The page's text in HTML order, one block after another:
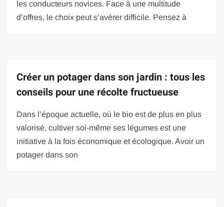
les conducteurs novices. Face à une multitude
d’offres, le choix peut s’avérer difficile. Pensez à
Créer un potager dans son jardin : tous les
conseils pour une récolte fructueuse
Dans l’époque actuelle, où le bio est de plus en plus
valorisé, cultiver soi-même ses légumes est une
initiative à la fois économique et écologique. Avoir un
potager dans son